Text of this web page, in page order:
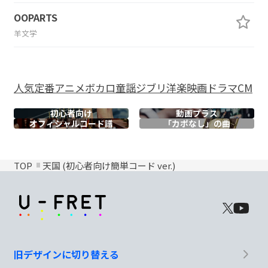
OOPARTS
羊文学
人気定番アニメボカロ童謡ジブリ洋楽映画ドラマCM
初心者向け
動画プラス
オフィシャルコード譜 「カポなし」の曲
TOP 天国 (初心者向け簡単コード ver.)
旧デザインに切り替える